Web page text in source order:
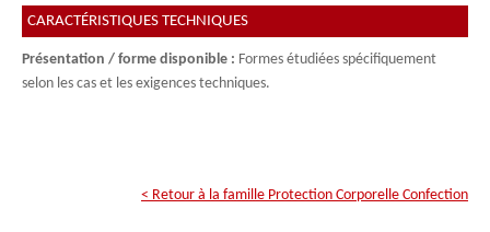
CARACTÉRISTIQUES TECHNIQUES
Présentation / forme disponible : Formes étudiées spécifiquement
selon les cas et les exigences techniques.
< Retour à la famille Protection Corporelle Confection